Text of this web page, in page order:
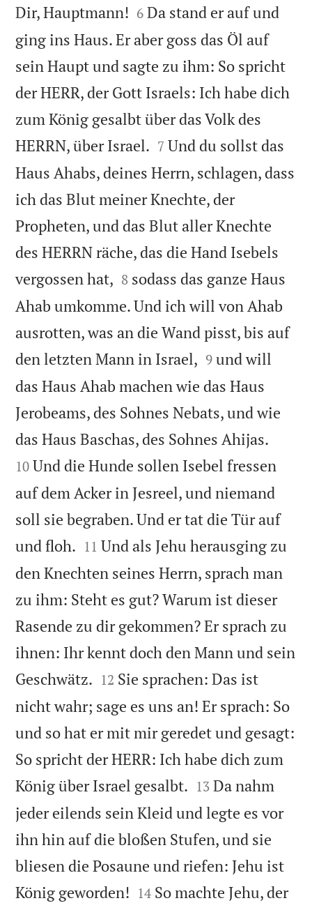
Dir, Hauptmann! 

6 Da stand er auf und
ging ins Haus. Er aber goss das Öl auf
sein Haupt und sagte zu ihm: So spricht
der HERR, der Gott Israels: Ich habe dich
zum König gesalbt über das Volk des
HERRN, über Israel. 

7 Und du sollst das
Haus Ahabs, deines Herrn, schlagen, dass
ich das Blut meiner Knechte, der
Propheten, und das Blut aller Knechte
des HERRN räche, das die Hand Isebels
vergossen hat, 

8 sodass das ganze Haus
Ahab umkomme. Und ich will von Ahab
ausrotten, was an die Wand pisst, bis auf
den letzten Mann in Israel, 

9 und will
das Haus Ahab machen wie das Haus
Jerobeams, des Sohnes Nebats, und wie
das Haus Baschas, des Sohnes Ahijas.
10 Und die Hunde sollen Isebel fressen
auf dem Acker in Jesreel, und niemand
soll sie begraben. Und er tat die Tür auf
und floh. 

11 Und als Jehu herausging zu
den Knechten seines Herrn, sprach man
zu ihm: Steht es gut? Warum ist dieser
Rasende zu dir gekommen? Er sprach zu
ihnen: Ihr kennt doch den Mann und sein
Geschwätz. 

12 Sie sprachen: Das ist
nicht wahr; sage es uns an! Er sprach: So
und so hat er mit mir geredet und gesagt:
So spricht der HERR: Ich habe dich zum
König über Israel gesalbt. 

13 Da nahm
jeder eilends sein Kleid und legte es vor
ihn hin auf die bloßen Stufen, und sie
bliesen die Posaune und riefen: Jehu ist
König geworden! 

14 So machte Jehu, der